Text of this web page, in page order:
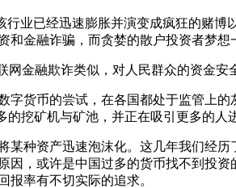
已经迅速膨胀并演变成疯狂的赌博
金融诈骗，而贪婪的散户投资者梦想
融欺诈类似，对人民群众的资金安
货币的尝试，在各国都处于监管上的
挖矿机与矿池，并正在吸引更多的人
种资产迅速泡沫化。这几年我们经历
因，或许是中国过多的货币找不到投
报率有不切实际的追求。